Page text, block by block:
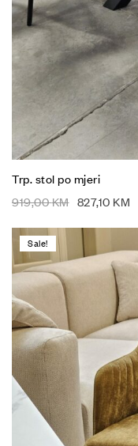
Trp. stol po mjeri
919,00KM 827,10 KM
Sale!